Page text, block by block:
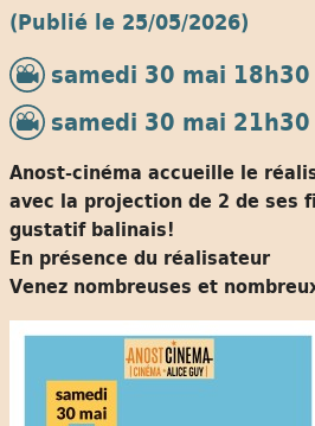
(Publié le 25/05/2026)
samedi 30 mai 18h30
samedi 30 mai 21h30
Anost-cinéma accueille le
avec la projection de 2 de ses
gustatif balinais!
En présence du réalisateur
Venez nombreuses et